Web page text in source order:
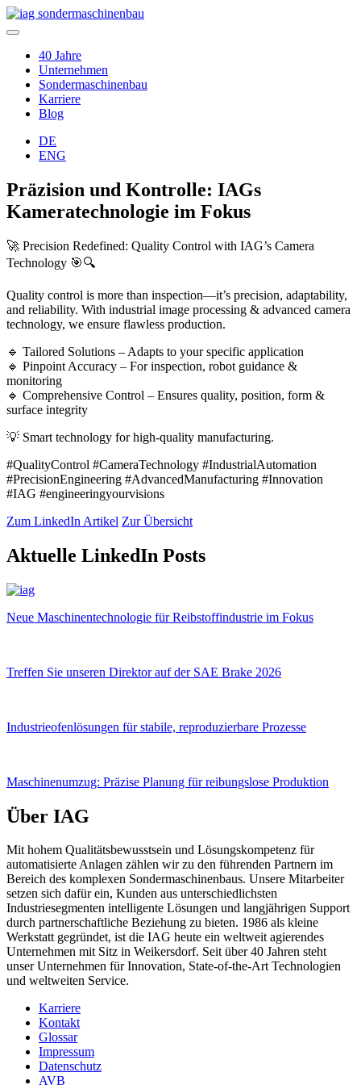
40 Jahre
Unternehmen
Sondermaschinenbau
Karriere
Blog
DE
ENG
Präzision und Kontrolle: IAGs
Kameratechnologie im Fokus
🚀 Precision Redefined: Quality Control with IAG’s Camera
Technology 🎯🔍
Quality control is more than inspection—it’s precision, adaptability,
and reliability. With industrial image processing & advanced camera
technology, we ensure flawless production.
🔹 Tailored Solutions – Adapts to your specific application
🔹 Pinpoint Accuracy – For inspection, robot guidance &
monitoring
🔹 Comprehensive Control – Ensures quality, position, form &
surface integrity
💡 Smart technology for high-quality manufacturing.
#QualityControl #CameraTechnology #IndustrialAutomation
#PrecisionEngineering #AdvancedManufacturing #Innovation
#IAG #engineeringyourvisions
Zum LinkedIn Artikel Zur Übersicht
Aktuelle LinkedIn Posts
Neue Maschinentechnologie für Reibstoffindustrie im Fokus
Treffen Sie unseren Direktor auf der SAE Brake 2026
Industrieofenlösungen für stabile, reproduzierbare Prozesse
Maschinenumzug: Präzise Planung für reibungslose Produktion
Über IAG
Mit hohem Qualitätsbewusstsein und Lösungskompetenz für
automatisierte Anlagen zählen wir zu den führenden Partnern im
Bereich des komplexen Sondermaschinenbaus. Unsere Mitarbeiter
setzen sich dafür ein, Kunden aus unterschiedlichsten
Industriesegmenten intelligente Lösungen und langjährigen Support
durch partnerschaftliche Beziehung zu bieten. 1986 als kleine
Werkstatt gegründet, ist die IAG heute ein weltweit agierendes
Unternehmen mit Sitz in Weikersdorf. Seit über 40 Jahren steht
unser Unternehmen für Innovation, State-of-the-Art Technologien
und weltweiten Service.
Karriere
Kontakt
Glossar
Impressum
Datenschutz
AVB